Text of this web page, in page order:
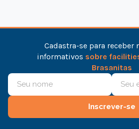
Cadastra-se para receber
informativos sobre
Brasanitas
Inscrever-se